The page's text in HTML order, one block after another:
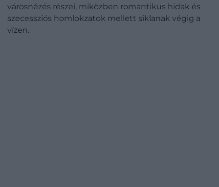
városnézés részei, miközben romantikus hidak és
szecessziós homlokzatok mellett siklanak végig a
vízen.